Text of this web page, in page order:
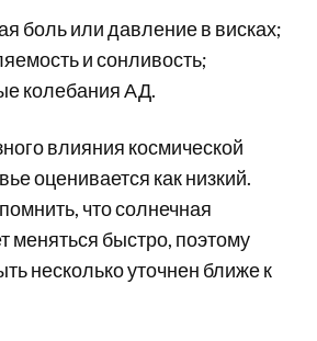
боль или давление в висках;
и сонливость;
колебания АД.
влияния космической
оценивается как низкий.
что солнечная
меняться быстро, поэтому
несколько уточнен ближе к